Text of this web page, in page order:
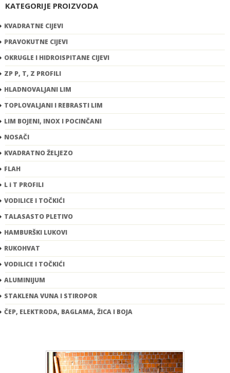
KATEGORIJE PROIZVODA
KVADRATNE CIJEVI
PRAVOKUTNE CIJEVI
OKRUGLE I HIDROISPITANE CIJEVI
ZP P, T, Z PROFILI
HLADNOVALJANI LIM
TOPLOVALJANI I REBRASTI LIM
LIM BOJENI, INOX I POCINČANI
NOSAČI
KVADRATNO ŽELJEZO
FLAH
L i T PROFILI
VODILICE I TOČKIĆI
TALASASTO PLETIVO
HAMBURŠKI LUKOVI
RUKOHVAT
VODILICE I TOČKIĆI
ALUMINIJUM
STAKLENA VUNA I STIROPOR
ČEP, ELEKTRODA, BAGLAMA, ŽICA I BOJA